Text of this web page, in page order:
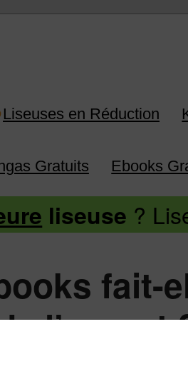
Kobo, Vivlio,
Liseuses en Réduction
Gratuits Ebooks
liseuse ?
fait-
l’argent